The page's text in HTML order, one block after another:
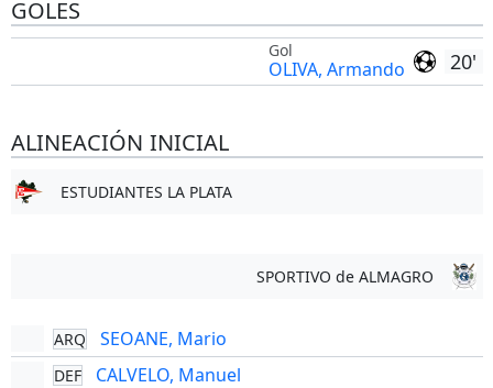
GOLES
20'
Gol
OLIVA, Armando
ALINEACIÓN INICIAL
ESTUDIANTES LA PLATA
SPORTIVO de ALMAGRO
ARQ SEOANE, Mario
DEF CALVELO, Manuel